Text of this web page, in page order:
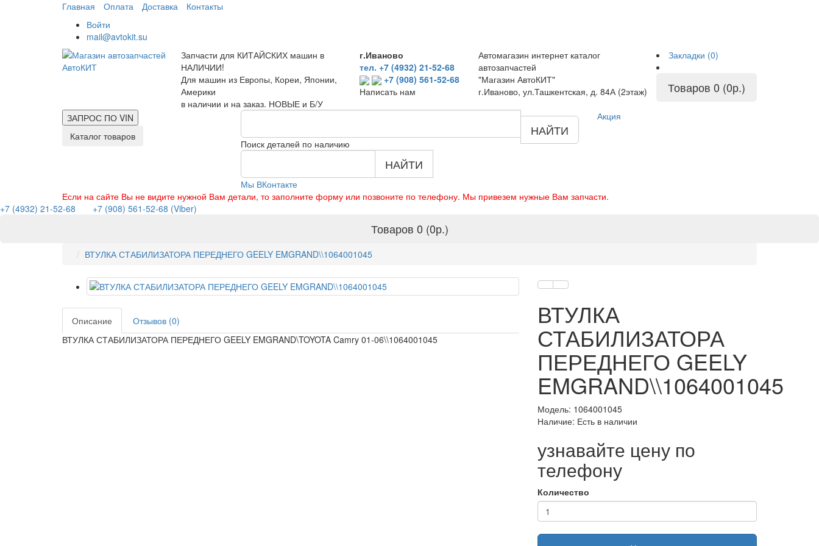
Главная Оплата Доставка
Контакты
Войти
mail@avtokit.su
Запчасти для КИТАЙСКИХ машин в
НАЛИЧИИ!
Для машин из Европы, Кореи, Японии,
Америки
в наличии и на заказ. НОВЫЕ и Б/У
г.Иваново
тел. +7 (4932) 21-52-68
+7 (908) 561-52-68
Написать нам
Автомагазин интернет каталог
автозапчастей
"Магазин АвтоКИТ"
г.Иваново, ул.Ташкентская, д. 84А (2этаж)
Закладки (0)
Товаров 0 (0р.)
ЗАПРОС ПО VIN
Каталог товаров
Поиск деталей по наличию
НАЙТИ
НАЙТИ
Мы ВКонтакте
Акция
Если на сайте Вы не видите нужной Вам детали, то заполните форму или позвоните по телефону. Мы привезем нужные Вам запчасти.
+7 (4932) 21-52-68
+7 (908) 561-52-68 (Viber)
Товаров 0 (0р.)
ВТУЛКА СТАБИЛИЗАТОРА ПЕРЕДНЕГО GEELY EMGRAND\\1064001045
Описание
Отзывов (0)
ВТУЛКА СТАБИЛИЗАТОРА ПЕРЕДНЕГО GEELY EMGRAND\TOYOTA Camry 01-06\\1064001045
ВТУЛКА
СТАБИЛИЗАТОРА
ПЕРЕДНЕГО GEELY
EMGRAND\\1064001045
Модель: 1064001045
Наличие: Есть в наличии
узнавайте цену по
телефону
Количество